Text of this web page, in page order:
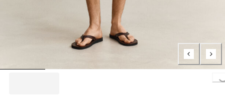
Loading...